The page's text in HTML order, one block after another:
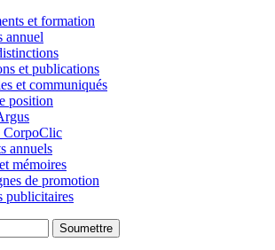
et formation
annuel
et publications
et communiqués
position
annuels
mémoires
de promotion
publicitaires
Soumettre